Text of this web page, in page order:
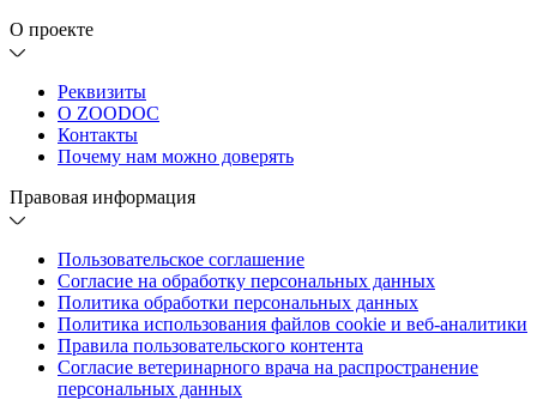
О проекте
Реквизиты
О ZOODOC
Контакты
Почему нам можно доверять
Правовая информация
Пользовательское соглашение
Согласие на обработку персональных данных
Политика обработки персональных данных
Политика использования файлов cookie и веб-аналитики
Правила пользовательского контента
Согласие ветеринарного врача на распространение
персональных данных